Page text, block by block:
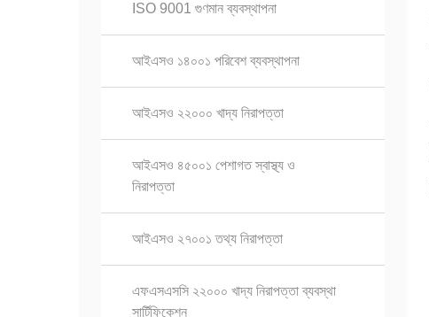
ISO 9001 গুণমান ব্যবস্থাপনা
আইএসও ১৪০০১ পরিবেশ ব্যবস্থাপনা
আইএসও ২২০০০ খাদ্য নিরাপত্তা
আইএসও ৪৫০০১ পেশাগত স্বাস্থ্য ও
নিরাপত্তা
আইএসও ২৭০০১ তথ্য নিরাপত্তা
এফএসএসসি ২২০০০ খাদ্য নিরাপত্তা ব্যবস্থা
সার্টিফিকেশন